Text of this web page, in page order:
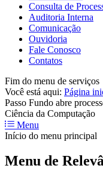
Consulta de
Auditoria Interna
Comunicação
Ouvidoria
Fale Conosco
Contatos
Fim do menu de serviços
Você está aqui: Página
Passo Fundo abre
Ciência da Computação
Menu
Início do menu principal
Menu de